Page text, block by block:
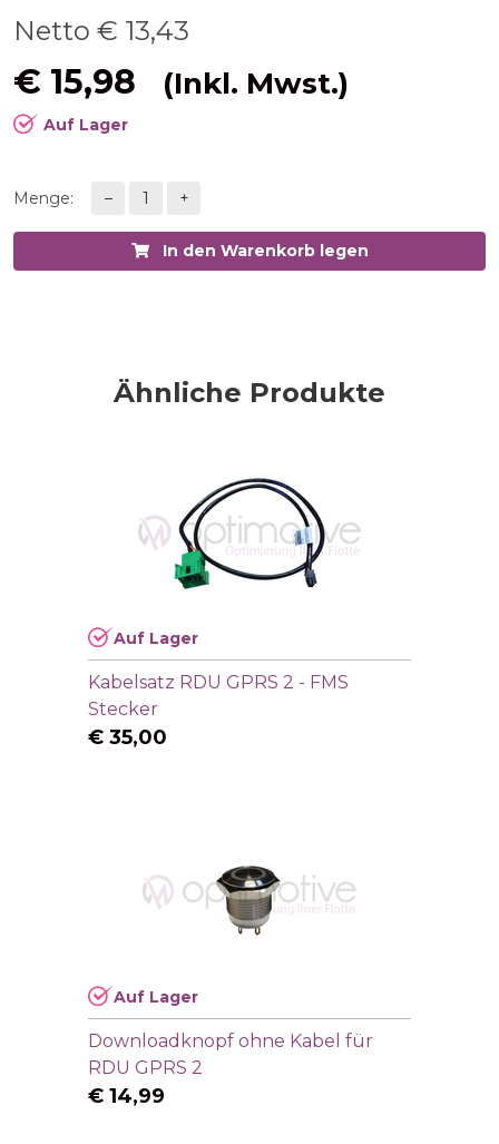
Netto € 13,43
€ 15,98 (Inkl. Mwst.)
Auf Lager
Menge: – 1 +
In den Warenkorb legen
Ähnliche Produkte
Auf Lager
Kabelsatz RDU GPRS 2 - FMS
Stecker
€ 35,00
Auf Lager
Downloadknopf ohne Kabel für
RDU GPRS 2
€ 14,99